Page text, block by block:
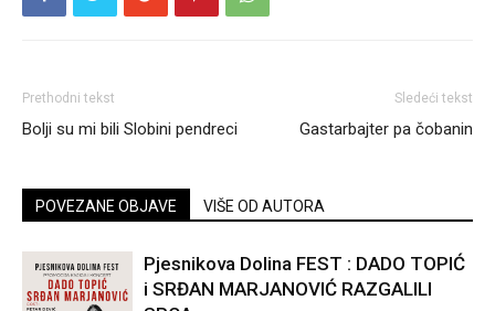
Prethodni tekst
Bolji su mi bili Slobini pendreci
Sledeći tekst
Gastarbajter pa čobanin
POVEZANE OBJAVE VIŠE OD AUTORA
Pjesnikova Dolina FEST : DADO TOPIĆ
i SRĐAN MARJANOVIĆ RAZGALILI